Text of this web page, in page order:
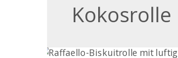
Kokosrolle